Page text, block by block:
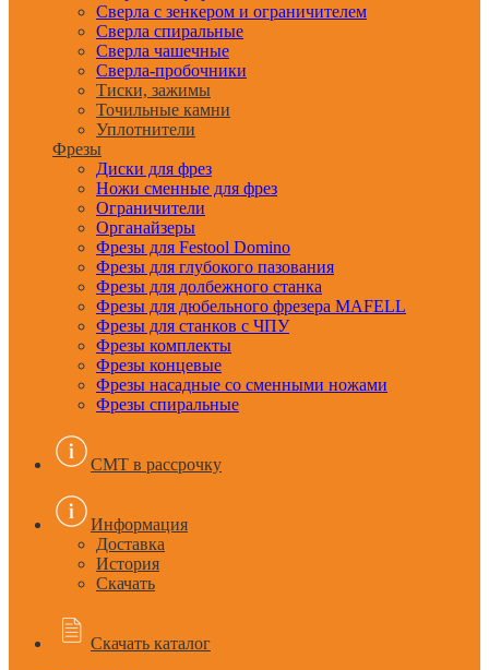
Сверла с зенкером и ограничителем
Сверла спиральные
Сверла чашечные
Сверла-пробочники
Тиски, зажимы
Точильные камни
Уплотнители
Фрезы
Диски для фрез
Ножи сменные для фрез
Ограничители
Органайзеры
Фрезы для Festool Domino
Фрезы для глубокого пазования
Фрезы для долбежного станка
Фрезы для дюбельного фрезера MAFELL
Фрезы для станков с ЧПУ
Фрезы комплекты
Фрезы концевые
Фрезы насадные со сменными ножами
Фрезы спиральные
CMT в рассрочку
Информация
Доставка
История
Скачать
Скачать каталог